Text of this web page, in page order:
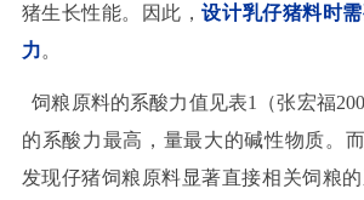
猪生长性能。因此，设计乳仔猪料时
力。
饲粮原料的系酸力值见表1（张宏福
的系酸力最高，量最大的碱性物质。而
发现仔猪饲粮原料显著直接相关饲粮